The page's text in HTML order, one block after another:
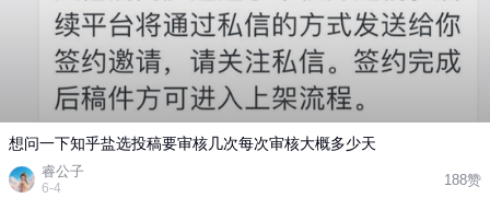
想问一下知乎盐选投稿要审核几次每次审核大概多少天
睿公子
6-4
188赞